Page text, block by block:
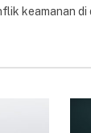
keamanan